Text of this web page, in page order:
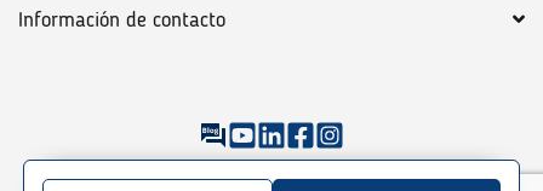
Información de contacto
©2026 Mascus Condiciones generales